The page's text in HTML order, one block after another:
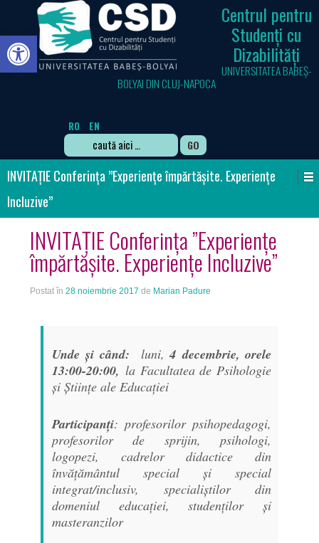
Deschide bara de unelte
Centrul pentru
Studenți cu
Dizabilități
UNIVERSITATEA BABEȘ-
BOLYAI DIN CLUJ-NAPOCA
RO EN
Search
for:
INVITAȚIE Conferința ”Experiențe împărtășite. Experiențe
Incluzive”
INVITAȚIE Conferința ”Experiențe
împărtășite. Experiențe Incluzive”
Postat în28 noiembrie 2017 de Marian Padure
Undeși când: luni,4 decembrie, orele
13:00-20:00, la Facultatea de Psihologie
și Științe ale Educației
Participanți: profesorilor psihopedagogi,
profesorilor de sprijin, psihologi,
logopezi, cadrelor didactice din
învățământul special și special
integrat/inclusiv, specialiștilor din
domeniul educației, studenților și
masteranzilor